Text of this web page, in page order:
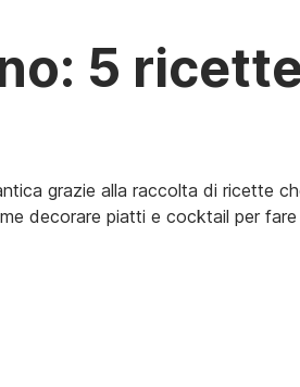
5
grazie alla raccolta di ricette
decorare piatti e cocktail per fare